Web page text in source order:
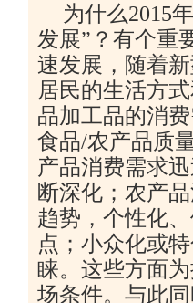
为什么2015
发展”？有个重
速发展，随着
居民的生活方
品加工品的消
食品/农产品质
产品消费需求
断深化；农产
趋势，个性化
点；小众化或
睐。这些方面
场条件。与此